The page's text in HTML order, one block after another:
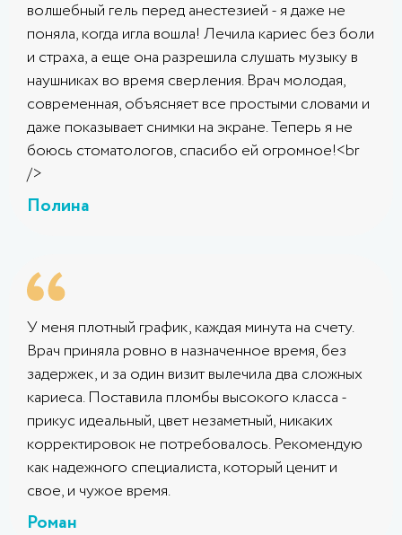
волшебный гель перед анестезией - я даже не
поняла, когда игла вошла! Лечила кариес без боли
и страха, а еще она разрешила слушать музыку в
наушниках во время сверления. Врач молодая,
современная, объясняет все простыми словами и
даже показывает снимки на экране. Теперь я не
боюсь стоматологов, спасибо ей огромное!<br
/>
Полина
У меня плотный график, каждая минута на счету.
Врач приняла ровно в назначенное время, без
задержек, и за один визит вылечила два сложных
кариеса. Поставила пломбы высокого класса -
прикус идеальный, цвет незаметный, никаких
корректировок не потребовалось. Рекомендую
как надежного специалиста, который ценит и
свое, и чужое время.
Роман